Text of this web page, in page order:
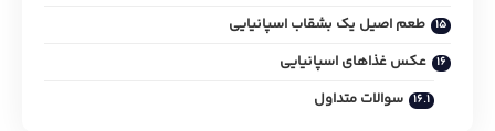
طعم اصیل یک بشقاب اسپانیایی
عکس غذاهای اسپانیایی
سوالات متداول